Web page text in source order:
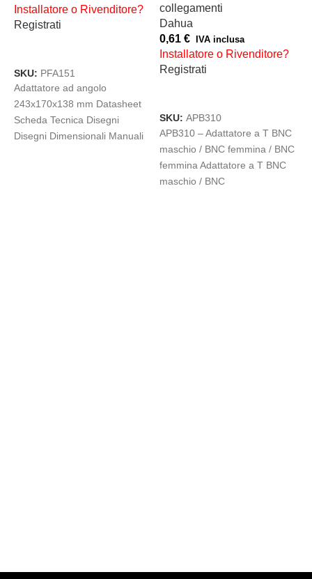
Installatore o Rivenditore?
Registrati
SKU: PFA151
Adattatore ad angolo
243x170x138 mm Datasheet
Scheda Tecnica Disegni
Disegni Dimensionali Manuali
collegamenti
Dahua
0,61 € IVA inclusa
Installatore o Rivenditore?
Registrati
SKU: APB310
APB310 – Adattatore a T BNC
maschio / BNC femmina / BNC
femmina Adattatore a T BNC
maschio / BNC